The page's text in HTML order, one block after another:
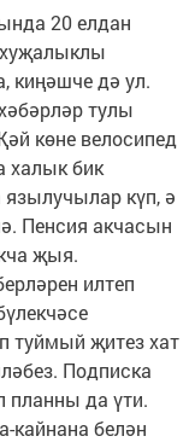
20 елдан
киңәшче дә ул.
тулы
көне велосипед
халык бик
күп, ә
Пенсия акчасын
җыя.
илтеп
туймый җитез хат
Подписка
планны да үти.
кайнана белән